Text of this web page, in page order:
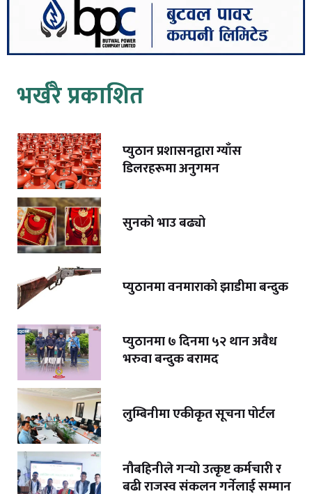
भर्खरै प्रकाशित
प्युठान प्रशासनद्वारा ग्याँस
डिलरहरूमा अनुगमन
सुनको भाउ बढ्यो
प्युठानमा वनमाराको झाडीमा बन्दुक
प्युठानमा ७ दिनमा ५२ थान अवैध
भरुवा बन्दुक बरामद
लुम्बिनीमा एकीकृत सूचना पोर्टल
नौबहिनीले गर्‍यो उत्कृष्ट कर्मचारी र
बढी राजस्व संकलन गर्नेलाई सम्मान